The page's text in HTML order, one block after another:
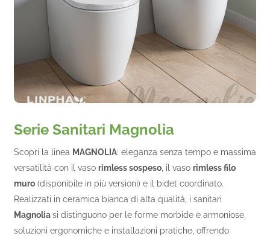
Serie Sanitari Magnolia
Scopri la linea MAGNOLIA: eleganza senza tempo e massima
versatilità con il vaso rimless sospeso , il vaso rimless filo
muro (disponibile in più versioni) e il bidet coordinato.
Realizzati in ceramica bianca di alta qualità, i sanitari
Magnoliasi distinguono per le forme morbide e armoniose,
soluzioni ergonomiche e installazioni pratiche, offrendo